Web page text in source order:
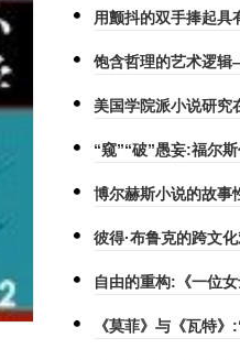
用颤抖的双手捧起
饱含哲理的艺术逻
美国学院派小说研究
“窥”“破”愚妄:福尔
博尔赫斯小说的故事
彼得·布鲁克的跨文
自由的重构:《一位
《莫菲》与《瓦特